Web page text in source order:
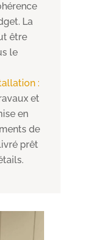
La
être
le
:
et
en
de
prêt